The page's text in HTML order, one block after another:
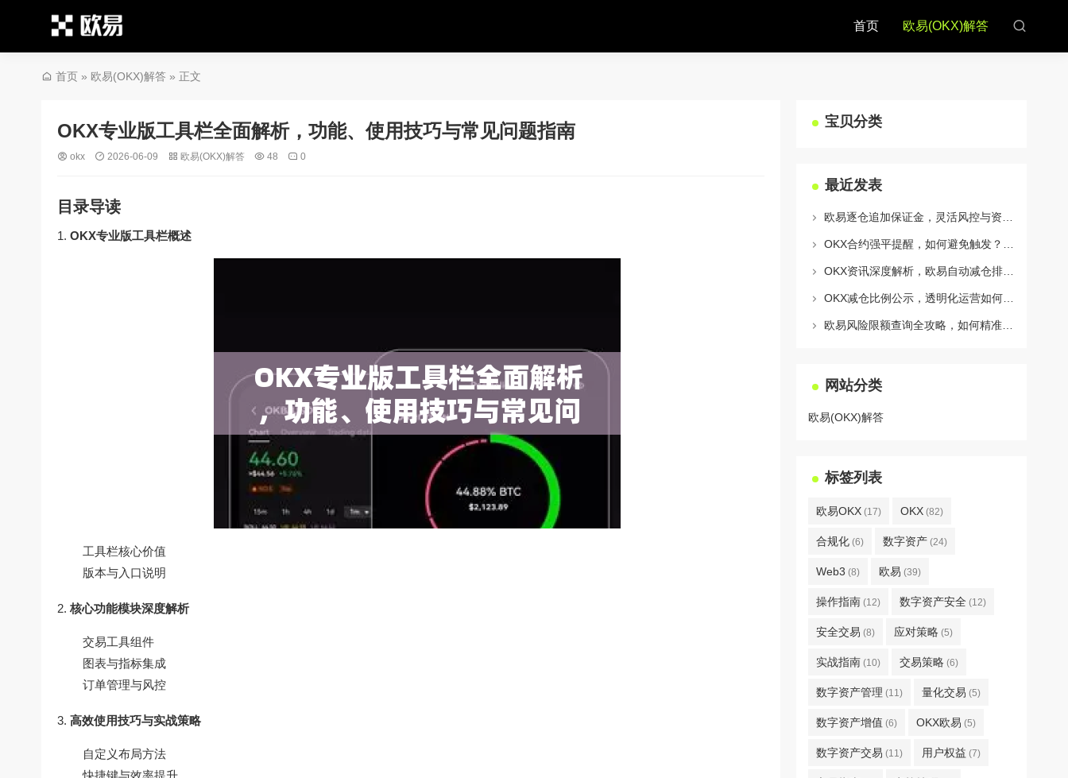
首页 欧易(OKX)解答
首页 » 欧易(OKX)解答 » 正文
OKX专业版工具栏全面解析，功能、使用技巧与常见问题指南
okx 2026-06-09 欧易(OKX)解答 48 0
目录导读
OKX专业版工具栏概述
工具栏核心价值
版本与入口说明
核心功能模块深度解析
交易工具组件
图表与指标集成
订单管理与风控
高效使用技巧与实战策略
自定义布局方法
快捷键与效率提升
宝贝分类
最近发表
网站分类
欧易(OKX)解答
标签列表
欧易OKX (17) OKX (82)
合规化 (6) 数字资产 (24)
Web3 (8) 欧易 (39)
操作指南 (12) 数字资产安全 (12)
安全交易 (8) 应对策略 (5)
实战指南 (10) 交易策略 (6)
数字资产管理 (11) 量化交易 (5)
数字资产增值 (6) OKX欧易 (5)
数字资产交易 (11) 用户权益 (7)